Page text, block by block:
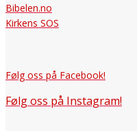
Bibelen.no
Kirkens SOS
Følg oss på Facebook!
Følg oss på Instagram!